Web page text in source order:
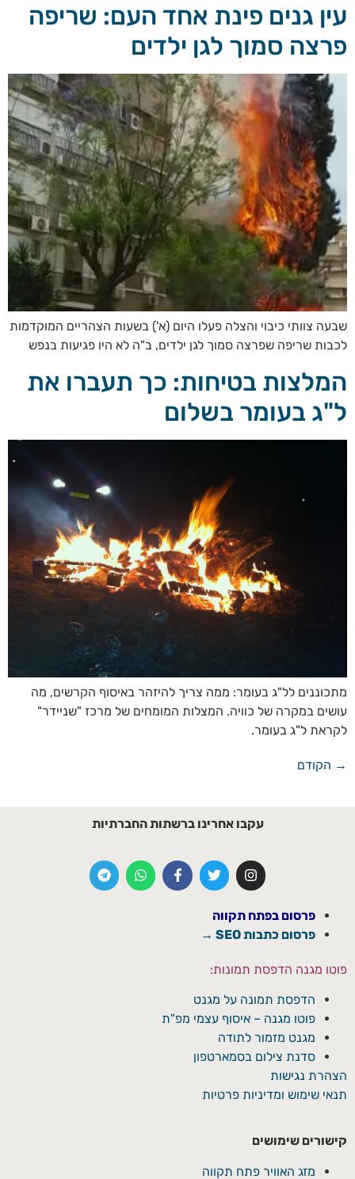
עין גנים פינת אחד העם: שריפה
פרצה סמוך לגן ילדים
שבעה צוותי כיבוי והצלה פעלו היום (א') בשעות הצהריים המוקדמות
לכבות שריפה שפרצה סמוך לגן ילדים, ב"ה לא היו פגיעות בנפש
המלצות בטיחות: כך תעברו את
ל"ג בעומר בשלום
מתכוננים לל"ג בעומר: ממה צריך להיזהר באיסוף הקרשים, מה
עושים במקרה של כוויה. המצלות המומחים של מרכז "שניידר"
לקראת ל"ג בעומר.
→ הקודם
עקבו אחרינו ברשתות החברתיות
פרסום בפתח תקווה
פרסום כתבות SEO →
פוטו מגנה הדפסת תמונות:
הדפסת תמונה על מגנט
פוטו מגנה – איסוף עצמי מפ"ת
מגנט מזמור לתודה
סדנת צילום בסמארטפון
הצהרת נגישות
תנאי שימוש ומדיניות פרטיות
קישורים שימושים
מזג האוויר פתח תקווה